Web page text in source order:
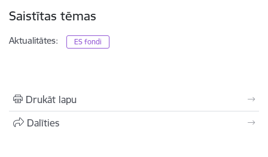
Saistītas tēmas
Aktualitātes: ES fondi
Drukāt lapu
Dalīties